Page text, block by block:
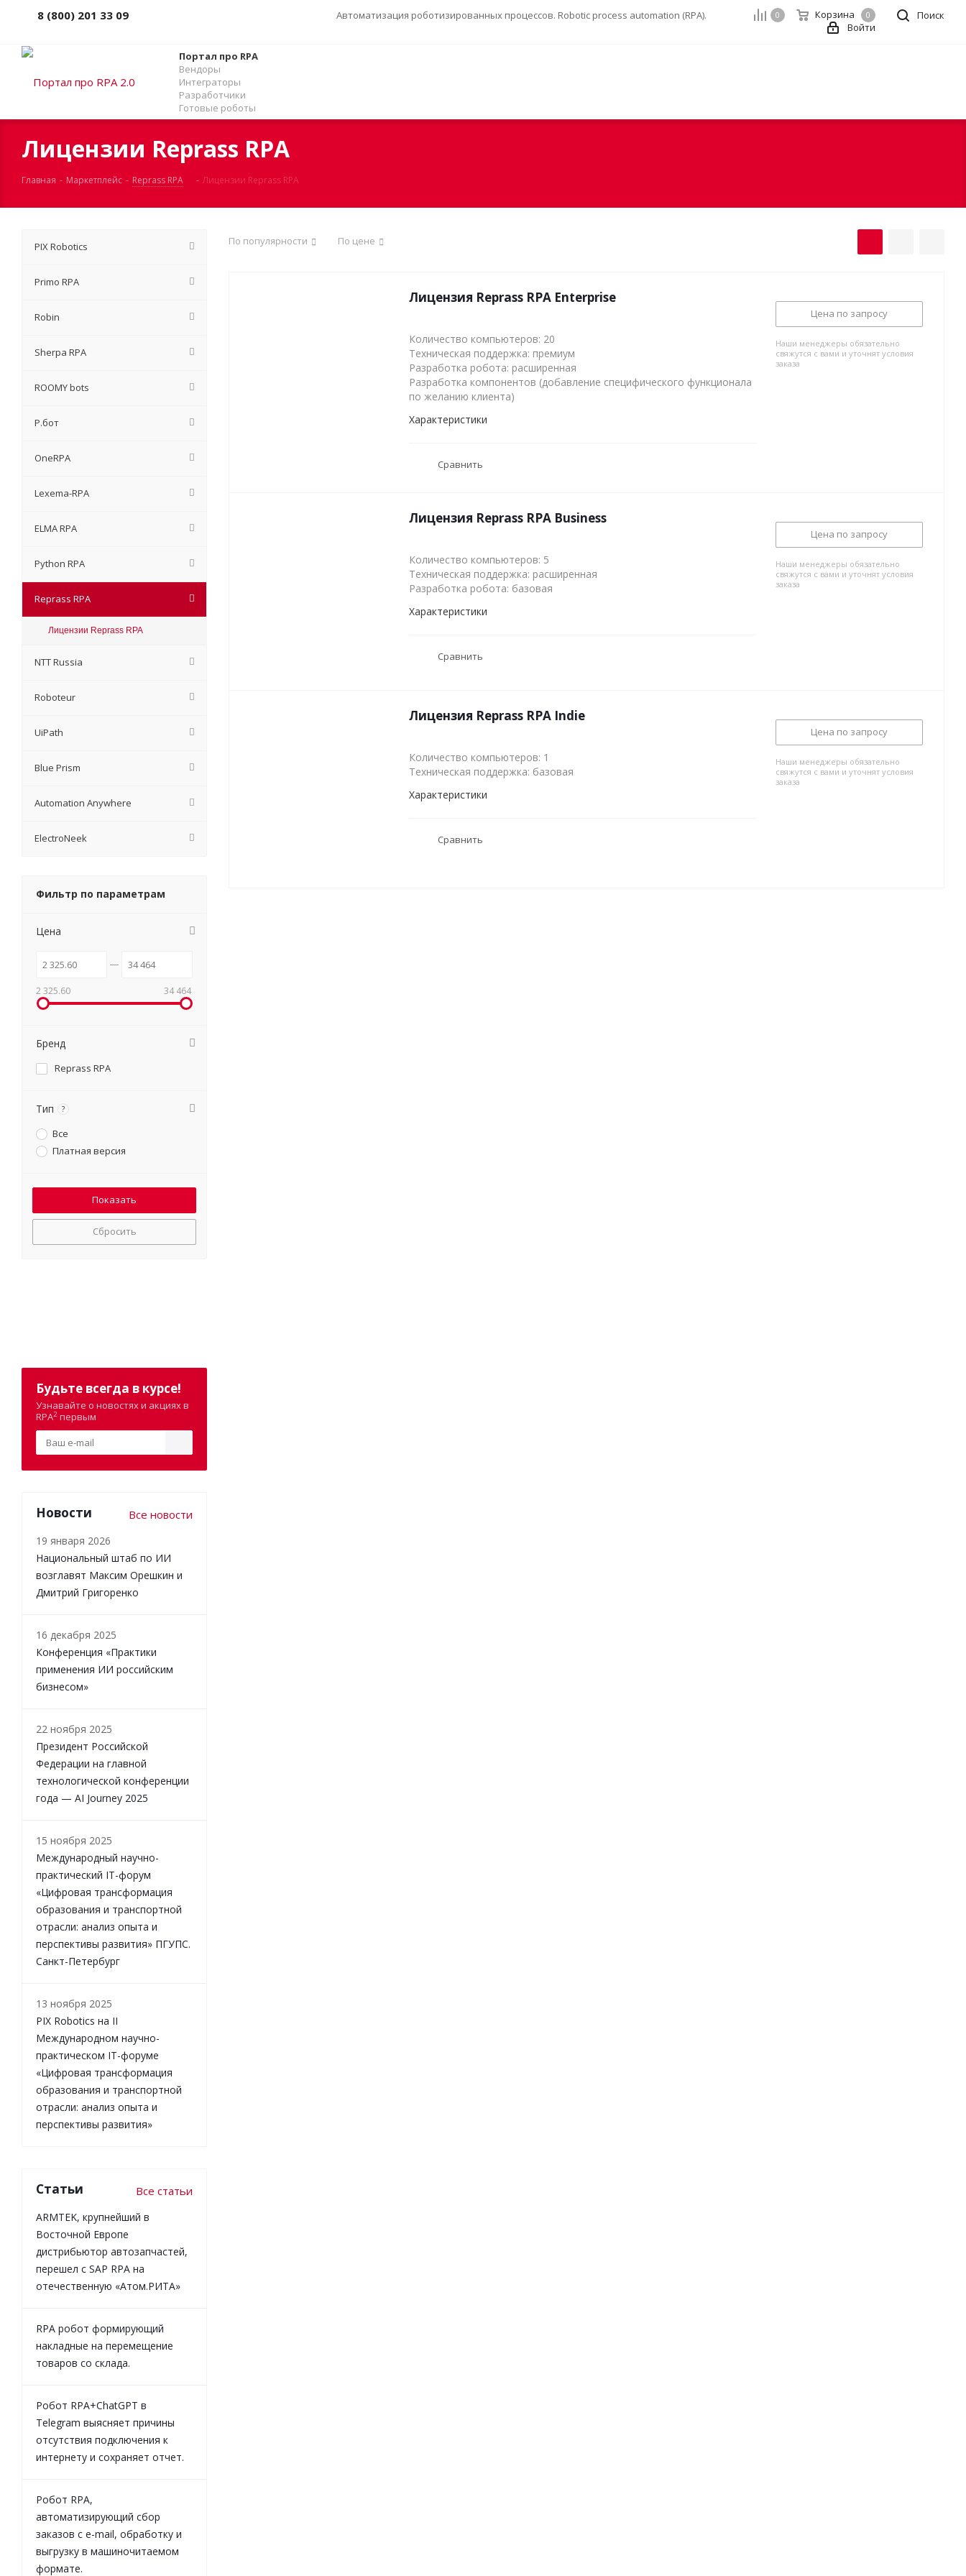
8 (800) 201 33 09 Автоматизация роботизированных процессов. Robotic process automation (RPA). Поиск
0 Корзина 0
Войти
Портал про RPA
Вендоры
Интеграторы
Разработчики
Готовые роботы
Лицензии Reprass RPA
Главная - Маркетплейс - Reprass RPA - Лицензии Reprass RPA
По популярности По цене
Лицензия Reprass RPA Enterprise
Количество компьютеров: 20
​​​​​​​Техническая поддержка: премиум
Разработка робота: расширенная
Разработка компонентов (добавление специфического функционала
по желанию клиента)​​​​​​​
Характеристики
Сравнить
Цена по запросу
Наши менеджеры обязательно
свяжутся с вами и уточнят условия
заказа
Лицензия Reprass RPA Business
Количество компьютеров: 5
Техническая поддержка: расширенная
Разработка робота: базовая
Характеристики
Сравнить
Цена по запросу
Наши менеджеры обязательно
свяжутся с вами и уточнят условия
заказа
Лицензия Reprass RPA Indie
Количество компьютеров: 1
Техническая поддержка: базовая
Характеристики
Сравнить
Цена по запросу
Наши менеджеры обязательно
свяжутся с вами и уточнят условия
заказа
PIX Robotics
Primo RPA
Robin
Sherpa RPA
ROOMY bots
Р.бот
OneRPA
Lexema-RPA
ELMA RPA
Python RPA
Reprass RPA
Лицензии Reprass RPA
NTT Russia
Roboteur
UiPath
Blue Prism
Automation Anywhere
ElectroNeek
Фильтр по параметрам
Цена
2 325.60 34 464
Бренд
Reprass RPA
Тип ?
Все
Платная версия
Сбросить
Будьте всегда в курсе!
Узнавайте о новостях и акциях в
RPA2 первым
Новости Все новости
19 января 2026
Национальный штаб по ИИ
возглавят Максим Орешкин и
Дмитрий Григоренко
16 декабря 2025
Конференция «Практики
применения ИИ российским
бизнесом»
22 ноября 2025
Президент Российской
Федерации на главной
технологической конференции
года — AI Journey 2025
15 ноября 2025
Международный научно-
практический IT-форум
«Цифровая трансформация
образования и транспортной
отрасли: анализ опыта и
перспективы развития» ПГУПС.
Санкт-Петербург
13 ноября 2025
PIX Robotics на II
Международном научно-
практическом IT-форуме
«Цифровая трансформация
образования и транспортной
отрасли: анализ опыта и
перспективы развития»
Статьи Все статьи
ARMTEK, крупнейший в
Восточной Европе
дистрибьютор автозапчастей,
перешел с SAP RPA на
отечественную «Атом.РИТА»
RPA робот формирующий
накладные на перемещение
товаров со склада.
Робот RPA+ChatGPT в
Telegram выясняет причины
отсутствия подключения к
интернету и сохраняет отчет.
Робот RPA,
автоматизирующий сбор
заказов с e-mail, обработку и
выгрузку в машиночитаемом
формате.